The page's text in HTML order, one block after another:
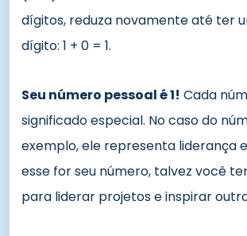
dígitos, reduza novamente até ter
dígito: 1 + 0 = 1.
Seu número pessoal é 1! Cada
significado especial. No caso do
exemplo, ele representa liderança
esse for seu número, talvez você
para liderar projetos e inspirar